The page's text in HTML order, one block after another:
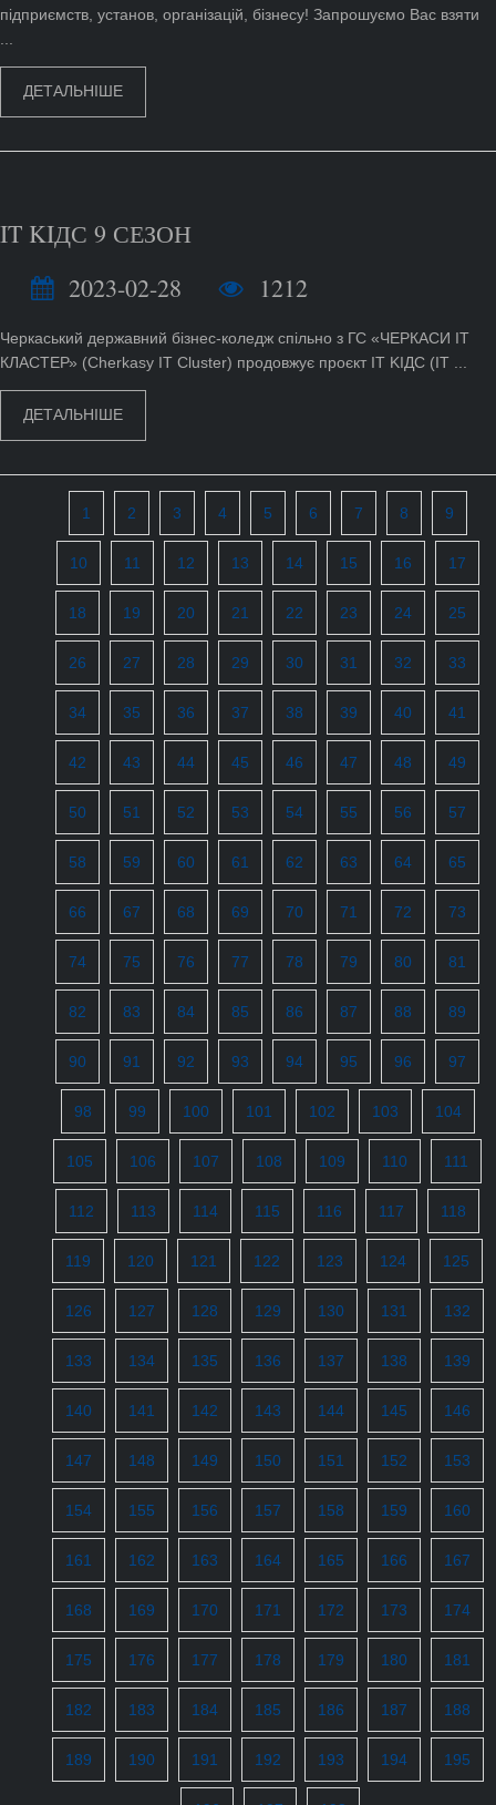
підприємств, установ, організацій, бізнесу! Запрошуємо Вас взяти
ДЕТАЛЬНІШЕ
IT KIДС 9 СЕЗОН
2023-02-28
1212
Черкаський державний бізнес-коледж спільно з ГС «ЧЕРКАСИ ІТ
КЛАСТЕР» (Cherkasy ІТ Cluster) продовжує проєкт IT KIДС (IT ...
ДЕТАЛЬНІШЕ
1 2 3 4 5 6 7 8 9
10 11 12 13 14 15 16 17
18 19 20 21 22 23 24 25
26 27 28 29 30 31 32 33
34 35 36 37 38 39 40 41
42 43 44 45 46 47 48 49
50 51 52 53 54 55 56 57
58 59 60 61 62 63 64 65
66 67 68 69 70 71 72 73
74 75 76 77 78 79 80 81
82 83 84 85 86 87 88 89
90 91 92 93 94 95 96 97
98 99 100 101 102 103 104
105 106 107 108 109 110 111
112 113 114 115 116 117 118
119 120 121 122 123 124 125
126 127 128 129 130 131 132
133 134 135 136 137 138 139
140 141 142 143 144 145 146
147 148 149 150 151 152 153
154 155 156 157 158 159 160
161 162 163 164 165 166 167
168 169 170 171 172 173 174
175 176 177 178 179 180 181
182 183 184 185 186 187 188
189 190 191 192 193 194 195